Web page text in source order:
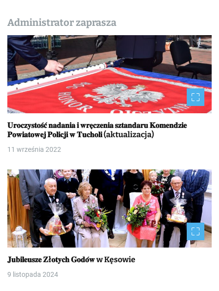
Administrator zaprasza
𝐔𝐫𝐨𝐜𝐳𝐲𝐬𝐭𝐨𝐬́𝐜́ 𝐧𝐚𝐝𝐚𝐧𝐢𝐚 𝐢 𝐰𝐫𝐞̨𝐜𝐳𝐞𝐧𝐢𝐚 𝐬𝐳𝐭𝐚𝐧𝐝𝐚𝐫𝐮 𝐊𝐨𝐦𝐞𝐧𝐝𝐳𝐢𝐞
𝐏𝐨𝐰𝐢𝐚𝐭𝐨𝐰𝐞𝐣 𝐏𝐨𝐥𝐢𝐜𝐣𝐢 𝐰 𝐓𝐮𝐜𝐡𝐨𝐥𝐢 (aktualizacja)
11 września 2022
𝐉𝐮𝐛𝐢𝐥𝐞𝐮𝐬𝐳𝐞 𝐙ł𝐨𝐭𝐲𝐜𝐡 𝐆𝐨𝐝𝐨́𝐰 w Kęsowie
9 listopada 2024